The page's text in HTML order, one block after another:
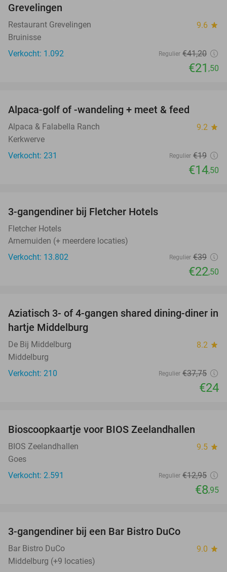
Grevelingen
Restaurant Grevelingen 9.6 star
Bruinisse
Verkocht: 1.092
Regulier €41,20
€21 ,50
Alpaca-golf of -wandeling + meet & feed
Alpaca & Falabella Ranch 9.2 star
Kerkwerve
Verkocht: 231
Regulier €19
€14,50
3-gangendiner bij Fletcher Hotels
Fletcher Hotels
Arnemuiden (+ meerdere locaties)
Verkocht: 13.802
Regulier €39
€22,50
36%
Aziatisch 3- of 4-gangen shared dining-diner in
hartje Middelburg
De Bij Middelburg 8.2 star
Middelburg
Verkocht: 210
Regulier €37,75
€24
Bioscoopkaartje voor BIOS Zeelandhallen
BIOS Zeelandhallen 9.5 star
Goes
Verkocht: 2.591
Regulier €12,95
€8,95
3-gangendiner bij een Bar Bistro DuCo
Bar Bistro DuCo 9.0 star
Middelburg (+9 locaties)